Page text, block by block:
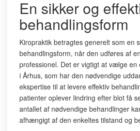
En sikker og
behandlingsform
Kiropraktik betragtes generelt som en
behandlingsform, når den udføres af
professionel. Det er vigtigt at vælge en
i Århus, som har den nødvendige
ekspertise til at levere effektiv
patienter oplever lindring efter blot få
antallet af nødvendige behandlinger
afhængigt af den enkeltes tilstand og